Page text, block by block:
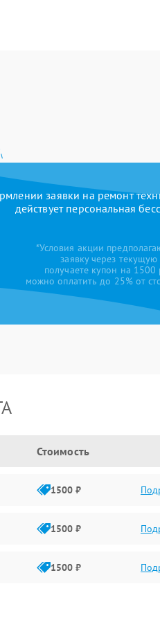
заявки на ремонт
действует персональная
*Условия акции
заявку через
получаете купон на
можно оплатить до 25% от
Стоимость
1500 ₽
1500 ₽
1500 ₽